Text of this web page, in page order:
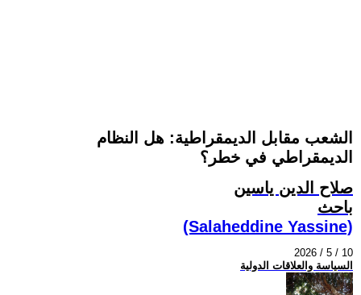
الشعب مقابل الديمقراطية: هل النظام
الديمقراطي في خطر؟
صلاح الدين ياسين
باحث
(Salaheddine Yassine)
2026 / 5 / 10
السياسة والعلاقات الدولية